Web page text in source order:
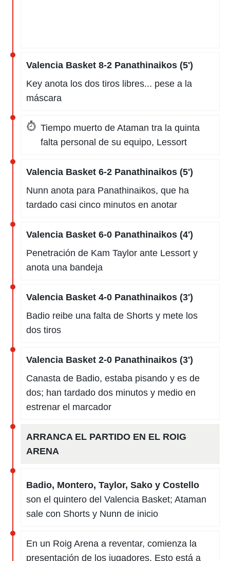
Valencia Basket 8-2 Panathinaikos (5')
Key anota los dos tiros libres... pese a la
máscara
Tiempo muerto de Ataman tra la quinta
falta personal de su equipo, Lessort
Valencia Basket 6-2 Panathinaikos (5')
Nunn anota para Panathinaikos, que ha
tardado casi cinco minutos en anotar
Valencia Basket 6-0 Panathinaikos (4')
Penetración de Kam Taylor ante Lessort y
anota una bandeja
Valencia Basket 4-0 Panathinaikos (3')
Badio reibe una falta de Shorts y mete los
dos tiros
Valencia Basket 2-0 Panathinaikos (3')
Canasta de Badio, estaba pisando y es de
dos; han tardado dos minutos y medio en
estrenar el marcador
ARRANCA EL PARTIDO EN EL ROIG
ARENA
Badio, Montero, Taylor, Sako y Costello
son el quintero del Valencia Basket; Ataman
sale con Shorts y Nunn de inicio
En un Roig Arena a reventar, comienza la
presentación de los jugadores. Esto está a